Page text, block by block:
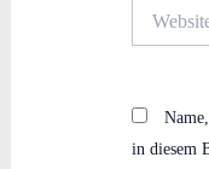
in diesem